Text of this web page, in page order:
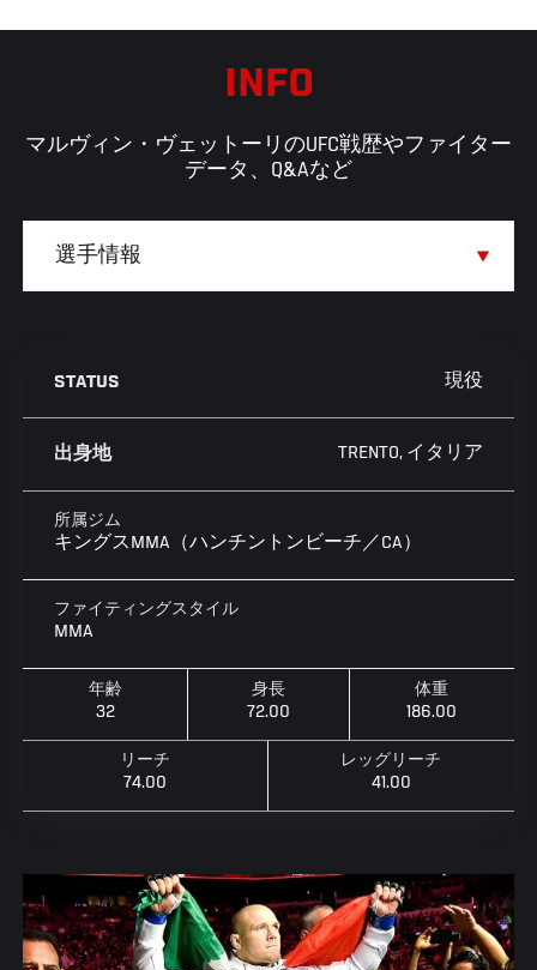
INFO
マルヴィン・ヴェットーリのUFC戦歴やファイター
データ、Q&Aなど
STATUS 現役
出身地 TRENTO, イタリア
所属ジム
キングスMMA（ハンチントンビーチ／CA）
ファイティングスタイル
MMA
年齢
32
身長
72.00
体重
186.00
リーチ
74.00
レッグリーチ
41.00